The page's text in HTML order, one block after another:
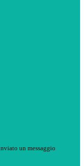
un messaggio